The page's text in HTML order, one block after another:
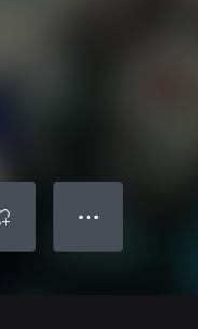
● ● ●